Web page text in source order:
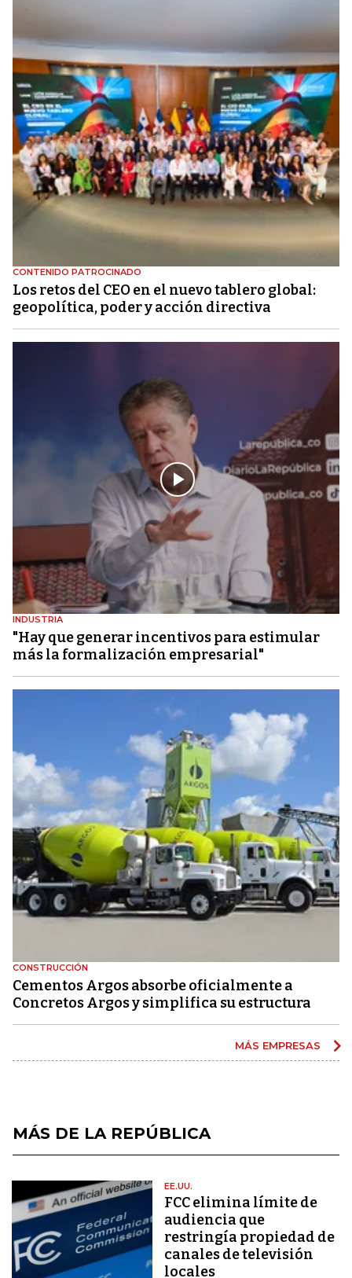
CONTENIDO PATROCINADO
Los retos del CEO en el nuevo tablero global:
geopolítica, poder y acción directiva
INDUSTRIA
"Hay que generar incentivos para estimular
más la formalización empresarial"
CONSTRUCCIÓN
Cementos Argos absorbe oficialmente a
Concretos Argos y simplifica su estructura
MÁS EMPRESAS
MÁS DE LA REPÚBLICA
EE.UU.
FCC elimina límite de
audiencia que
restringía propiedad de
canales de televisión
locales